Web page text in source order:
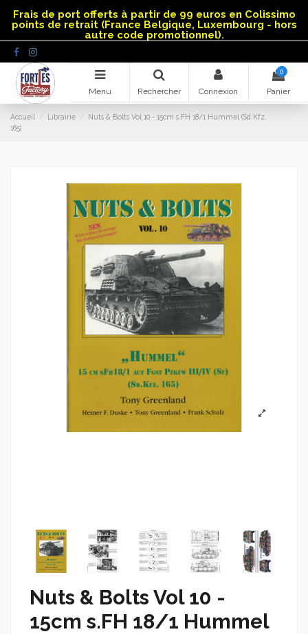
Frais de port offerts à partir de 99 euros en Colissimo
points de retrait (France Belgique, Luxembourg - hors
autre code promotionnel).
Menu Rechercher Connexion
0
Panier
Accueil Librairie
Nuts & Bolts Vol 10 - 15cm s.FH 18/1 Hummel (Sd.Kfz.
165)
Nuts & Bolts Vol 10 -
15cm s.FH 18/1 Hummel